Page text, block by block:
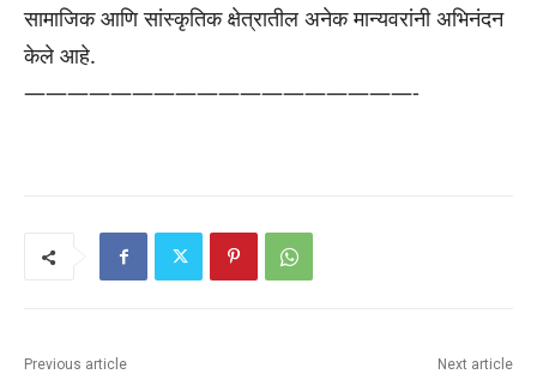
सामाजिक आणि सांस्कृतिक क्षेत्रातील अनेक मान्यवरांनी अभिनंदन
केले आहे.
——————————————————-
Previous article Next article